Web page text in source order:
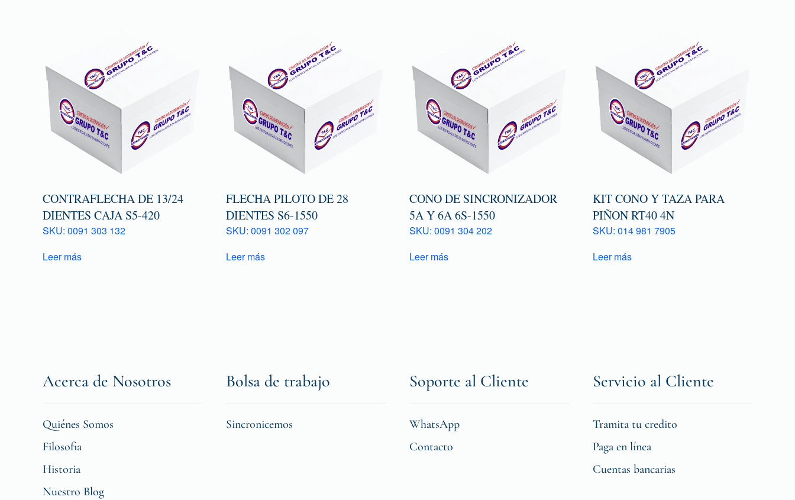
CONTRAFLECHA DE 13/24
DIENTES CAJA S5-420
SKU: 0091 303 132
Leer más
FLECHA PILOTO DE 28
DIENTES S6-1550
SKU: 0091 302 097
Leer más
CONO DE SINCRONIZADOR
5A Y 6A 6S-1550
SKU: 0091 304 202
Leer más
KIT CONO Y TAZA PARA
PIÑON RT40 4N
SKU: 014 981 7905
Leer más
Acerca de Nosotros
Quiénes Somos
Filosofia
Historia
Nuestro Blog
Bolsa de trabajo
Sincronicemos
Soporte al Cliente
WhatsApp
Contacto
Servicio al Cliente
Tramita tu credito
Paga en línea
Cuentas bancarias